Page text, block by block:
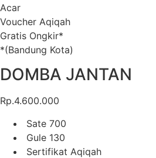
Acar
Voucher Aqiqah
Gratis Ongkir*
*(Bandung Kota)
DOMBA JANTAN
Rp.4.600.000
Sate 700
Gule 130
Sertifikat Aqiqah